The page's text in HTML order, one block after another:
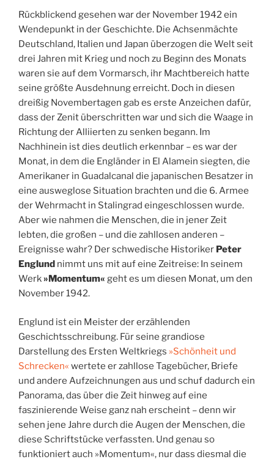
Rückblickend gesehen war der November 1942 ein
Wendepunkt in der Geschichte. Die Achsenmächte
Deutschland, Italien und Japan überzogen die Welt seit
drei Jahren mit Krieg und noch zu Beginn des Monats
waren sie auf dem Vormarsch, ihr Machtbereich hatte
seine größte Ausdehnung erreicht. Doch in diesen
dreißig Novembertagen gab es erste Anzeichen dafür,
dass der Zenit überschritten war und sich die Waage in
Richtung der Alliierten zu senken begann. Im
Nachhinein ist dies deutlich erkennbar – es war der
Monat, in dem die Engländer in El Alamein siegten, die
Amerikaner in Guadalcanal die japanischen Besatzer in
eine ausweglose Situation brachten und die 6. Armee
der Wehrmacht in Stalingrad eingeschlossen wurde.
Aber wie nahmen die Menschen, die in jener Zeit
lebten, die großen – und die zahllosen anderen –
Ereignisse wahr? Der schwedische Historiker Peter
Englund nimmt uns mit auf eine Zeitreise: In seinem
Werk »Momentum« geht es um diesen Monat, um den
November 1942.
Englund ist ein Meister der erzählenden
Geschichtsschreibung. Für seine grandiose
Darstellung des Ersten Weltkriegs »Schönheit und
Schrecken« wertete er zahllose Tagebücher, Briefe
und andere Aufzeichnungen aus und schuf dadurch ein
Panorama, das über die Zeit hinweg auf eine
faszinierende Weise ganz nah erscheint – denn wir
sehen jene Jahre durch die Augen der Menschen, die
diese Schriftstücke verfassten. Und genau so
funktioniert auch »Momentum«, nur dass diesmal die